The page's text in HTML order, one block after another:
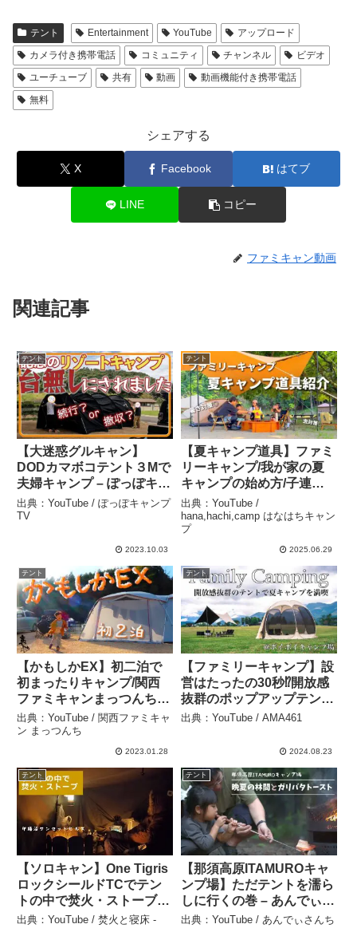
テント Entertainment YouTube
アップロード
カメラ付き携帯電話
コミュニティ チャンネル
ビデオ
ユーチューブ
共有 動画
動画機能付き携帯電話
無料
シェアする
X Facebook はてブ
LINE コピー
ファミキャン動画
関連記事
テント
【大迷惑グルキャン】
DODカマボコテント３Mで
夫婦キャンプ – ぽっぽキャ
ンプTV
出典：YouTube / ぽっぽキャンプ
TV
2023.10.03
テント
【夏キャンプ道具】ファミ
リーキャンプ/我が家の夏
キャンプの始め方/子連れ
キャンプ –
hana,hachi,camp はなは
ちキャンプ
出典：YouTube /
hana,hachi,camp はなはちキャン
プ
2025.06.29
テント
【かもしかEX】初二泊で
初まったりキャンプ/関西
ファミキャンまっつんち –
関西ファミキャン まっつ
んち
出典：YouTube / 関西ファミキャ
ン まっつんち
2023.01.28
テント
【ファミリーキャンプ】設
営はたったの30秒⁉︎開放感
抜群のポップアップテント
で夏キャンプを満喫。 –
出典：YouTube / AMA461
2024.08.23
テント
【ソロキャン】One Tigris
ロックシールドTCでテン
トの中で焚火・ストーブと
やりたい放題キャンプ in
出典：YouTube / 焚火と寝床 -
テント
【那須高原ITAMUROキャ
ンプ場】ただテントを濡ら
しに行くの巻 – あんでぃさ
んち
出典：YouTube / あんでぃさんち